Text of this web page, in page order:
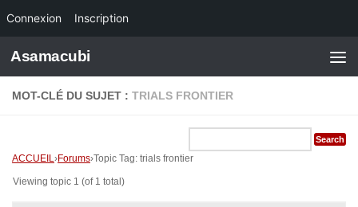
Connexion Inscription
Skip to content
Asamacubi
MOT-CLÉ DU SUJET : TRIALS FRONTIER
ACCUEIL›Forums›Topic Tag: trials frontier
Viewing topic 1 (of 1 total)